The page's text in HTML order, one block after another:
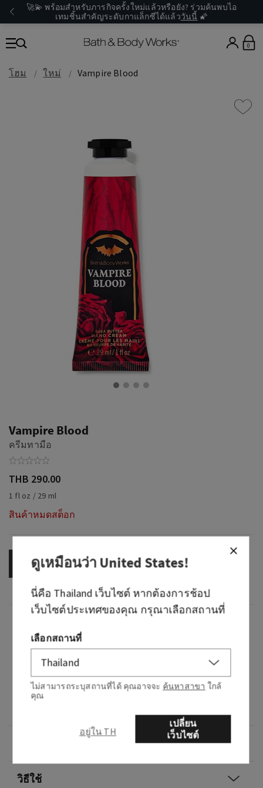
🚀💫 พร้อมสำหรับภารกิจครั้งใหม่แล้วหรือยัง? ร่วมค้นพบไอ
เทมชิ้นสำคัญระดับกาแล็กซีได้แล้ววันนี้ 🌠
0
โฮม ใหม่ Vampire Blood
Vampire Blood
ครีมทามือ
THB 290.00
1 fl oz / 29 ml
สินค้าหมดสต็อก
OUT OF STOCK
กลิ่นหอมอย่างไร: กลิ่นผลไม้ ดอกไม้ และกลิ่นน่า
โน้ต: เบอร์รี่สีแดง ดอกมะลิที่บานในตอนกลางคืน
วิธีใช้
ดูเหมือนว่าUnited States!
นี่คือ Thailand เว็บไซต์ หากต้องการช้อป
เว็บไซต์ประเทศของคุณ กรุณาเลือกสถานที่
เลือกสถานที่
ไม่สามารถระบุสถานที่ได้ คุณอาจจะ ค้นหาสาขา ใกล้
คุณ
อยู่ใน TH
เปลี่ยน
เว็บไซต์